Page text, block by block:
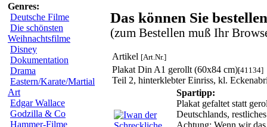
Genres:
Deutsche Filme
Die schönsten
Weihnachtsfilme
Disney
Dokumentation
Drama
Eastern/Karate/Martial
Art
Edgar Wallace
Godzilla & Co
Hammer-Filme
Das können Sie
(zum Bestellen muß Ihr
Artikel [Art.Nr.]
Plakat Din A1 gerollt (60x84 cm)[41134]
Teil 2, hinterklebter Einriss, kl.
Spartipp:
Plakat gefaltet statt
Deutschlands,
Achtung: Wenn wir